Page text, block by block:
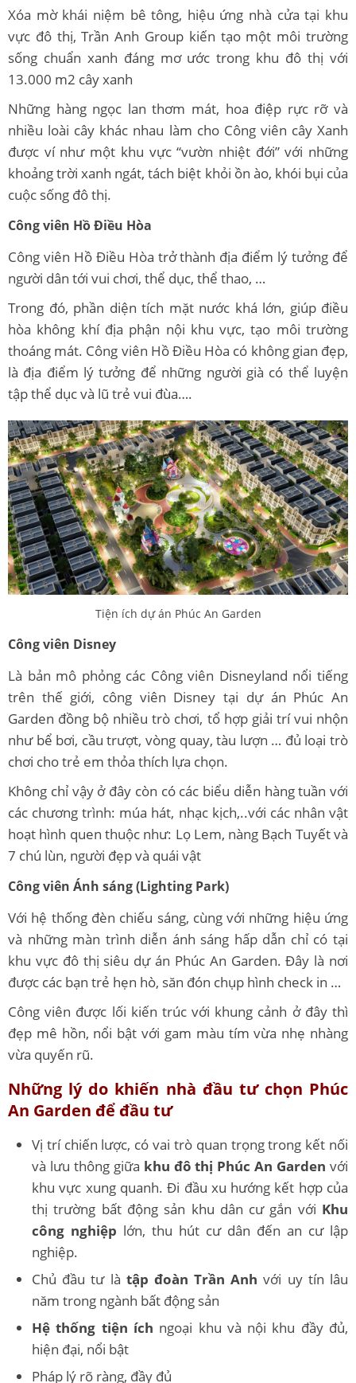
Xóa mờ khái niệm bê tông, hiệu ứng nhà cửa tại khu
vực đô thị, Trần Anh Group kiến tạo một môi trường
sống chuẩn xanh đáng mơ ước trong khu đô thị với
13.000 m2 cây xanh
Những hàng ngọc lan thơm mát, hoa điệp rực rỡ và
nhiều loài cây khác nhau làm cho Công viên cây Xanh
được ví như một khu vực “vườn nhiệt đới” với những
khoảng trời xanh ngát, tách biệt khỏi ồn ào, khói bụi của
cuộc sống đô thị.
Công viên Hồ Điều Hòa
Công viên Hồ Điều Hòa trở thành địa điểm lý tưởng để
người dân tới vui chơi, thể dục, thể thao, …
Trong đó, phần diện tích mặt nước khá lớn, giúp điều
hòa không khí địa phận nội khu vực, tạo môi trường
thoáng mát. Công viên Hồ Điều Hòa có không gian đẹp,
là địa điểm lý tưởng để những người già có thể luyện
tập thể dục và lũ trẻ vui đùa….
Tiện ích dự án Phúc An Garden
Công viên Disney
Là bản mô phỏng các Công viên Disneyland nổi tiếng
trên thế giới, công viên Disney tại dự án Phúc An
Garden đồng bộ nhiều trò chơi, tổ hợp giải trí vui nhộn
như bể bơi, cầu trượt, vòng quay, tàu lượn … đủ loại trò
chơi cho trẻ em thỏa thích lựa chọn.
Không chỉ vậy ở đây còn có các biểu diễn hàng tuần với
các chương trình: múa hát, nhạc kịch,..với các nhân vật
hoạt hình quen thuộc như: Lọ Lem, nàng Bạch Tuyết và
7 chú lùn, người đẹp và quái vật
Công viên Ánh sáng (Lighting Park)
Với hệ thống đèn chiếu sáng, cùng với những hiệu ứng
và những màn trình diễn ánh sáng hấp dẫn chỉ có tại
khu vực đô thị siêu dự án Phúc An Garden. Đây là nơi
được các bạn trẻ hẹn hò, săn đón chụp hình check in …
Công viên được lối kiến trúc với khung cảnh ở đây thì
đẹp mê hồn, nổi bật với gam màu tím vừa nhẹ nhàng
vừa quyến rũ.
Những lý do khiến nhà đầu tư chọn Phúc
An Garden để đầu tư
Vị trí chiến lược, có vai trò quan trọng trong kết nối
và lưu thông giữa khu đô thị Phúc An Garden với
khu vực xung quanh. Đi đầu xu hướng kết hợp của
thị trường bất động sản khu dân cư gắn với Khu
công nghiệp lớn, thu hút cư dân đến an cư lập
nghiệp.
Chủ đầu tư là tập đoàn Trần Anh với uy tín lâu
năm trong ngành bất động sản
Hệ thống tiện ích ngoại khu và nội khu đầy đủ,
hiện đại, nổi bật
Pháp lý rõ ràng, đầy đủ